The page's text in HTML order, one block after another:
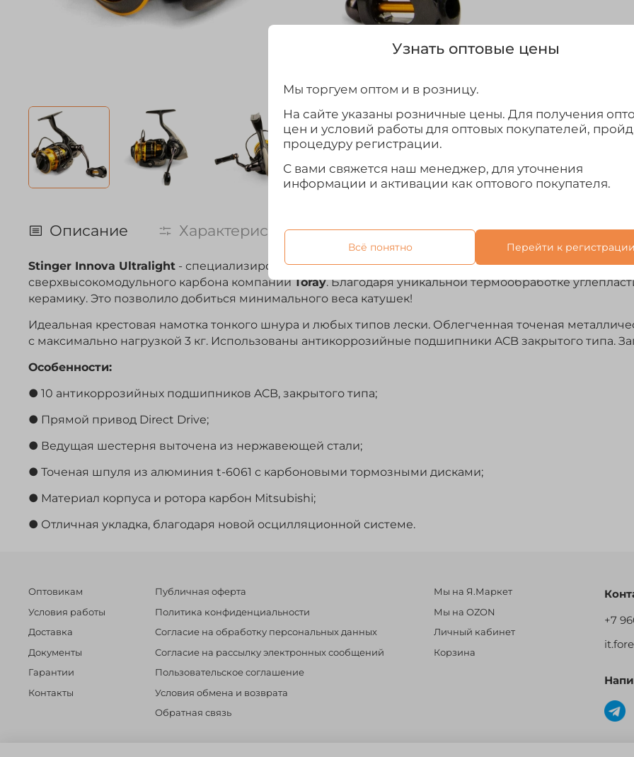
Описание Характеристики Отзывы
Stinger Innova Ultralight - специализированная катушка для ловли со сверхлегкими спиннингами
сверхвысокомодульного карбона компании Toray. Благодаря уникальной термообработке
керамику. Это позволило добиться минимального веса катушек!
Идеальная крестовая намотка тонкого шнура и любых типов лески. Облегченная точеная
с максимально нагрузкой 3 кг. Использованы антикоррозийные подшипники ACB закрытого типа.
Особенности:
● 10 антикоррозийных подшипников ACB, закрытого типа;
● Прямой привод Direct Drive;
● Ведущая шестерня выточена из нержавеющей стали;
● Точеная шпуля из алюминия t-6061 с карбоновыми тормозными дисками;
● Материал корпуса и ротора карбон Mitsubishi;
● Отличная укладка, благодаря новой осцилляционной системе.
Оптовикам
Условия работы
Доставка
Документы
Гарантии
Контакты
Публичная оферта
Политика конфиденциальности
Согласие на обработку персональных данных
Согласие на рассылку электронных сообщений
Пользовательское соглашение
Условия обмена и возврата
Обратная связь
Мы на Я.Маркет
Мы на OZON
Личный кабинет
Корзина
+7
Узнать оптовые цены
Мы торгуем оптом и в розницу.
На сайте указаны розничные цены. Для получения
цен и условий работы для оптовых покупателей,
процедуру регистрации.
С вами свяжется наш менеджер, для уточнения
информации и активации как оптового покупателя.
Всё понятно Перейти к